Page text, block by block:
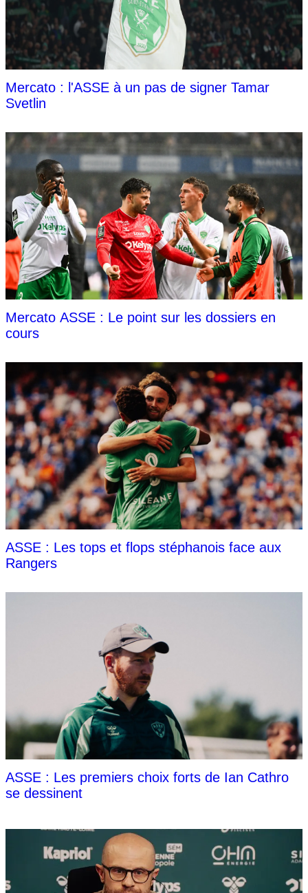
Mercato : l'ASSE à un pas de signer Tamar
Svetlin
Mercato ASSE : Le point sur les dossiers en
cours
ASSE : Les tops et flops stéphanois face aux
Rangers
ASSE : Les premiers choix forts de Ian Cathro
se dessinent